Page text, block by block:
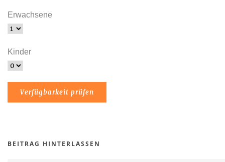
Erwachsene
Kinder
BEITRAG HINTERLASSEN